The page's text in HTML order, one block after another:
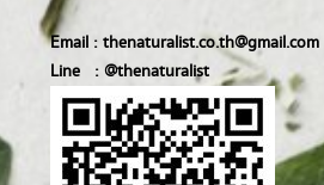
Email : thenaturalist.co.th@gmail.com
Line : @thenaturalist